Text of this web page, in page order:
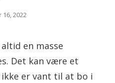
2022
en masse
Det kan være et
er vant til at bo i